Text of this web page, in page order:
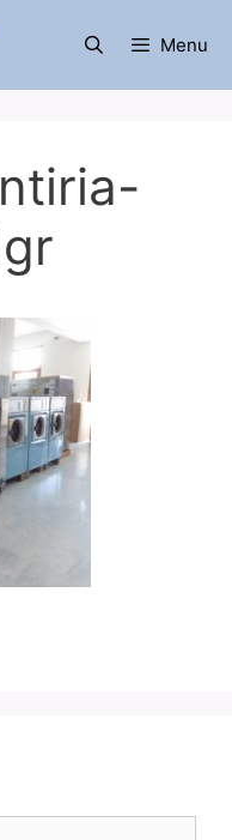
Menu